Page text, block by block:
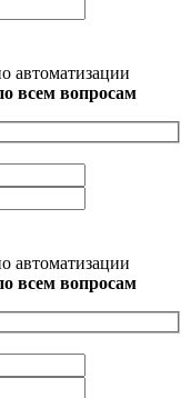
автоматизации
всем вопросам
автоматизации
всем вопросам